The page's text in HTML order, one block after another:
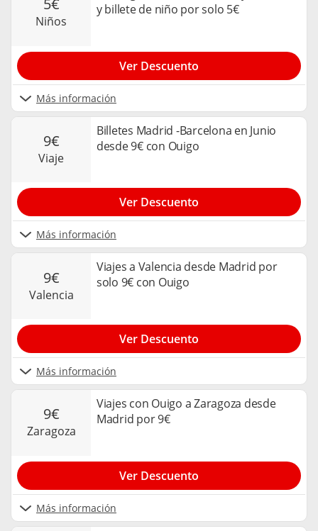
5€
niños
y billete de niño por solo 5€
Más información
Ver Descuento
9€
viaje
Billetes Madrid -Barcelona en Junio
desde 9€ con Ouigo
Más información
Ver Descuento
9€
valencia
Viajes a Valencia desde Madrid por
solo 9€ con Ouigo
Más información
Ver Descuento
9€
zaragoza
Viajes con Ouigo a Zaragoza desde
Madrid por 9€
Más información
Ver Descuento